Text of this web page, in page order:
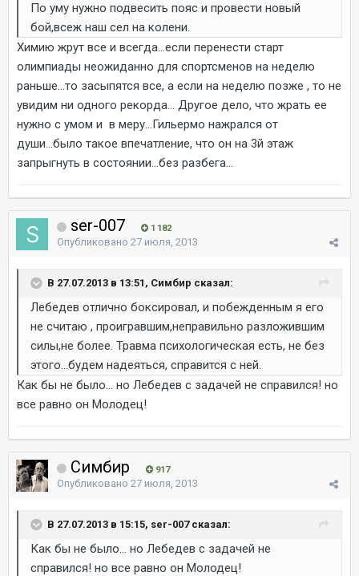
По уму нужно подвесить пояс и провести новый
бой,всеж наш сел на колени.
Химию жрут все и всегда...если перенести старт
олимпиады неожиданно для спортсменов на неделю
раньше...то засыпятся все, а если на неделю позже , то не
увидим ни одного рекорда... Другое дело, что жрать ее
нужно с умом и в меру...Гильермо нажрался от
души...было такое впечатление, что он на 3й этаж
запрыгнуть в состоянии...без разбега...
ser-007 1 182
Опубликовано 27 июля, 2013
В 27.07.2013 в 13:51, Симбир сказал:
Лебедев отлично боксировал, и побежденным я его
не считаю , проигравшим,неправильно разложившим
силы,не более. Травма психологическая есть, не без
этого...будем надеяться, справится с ней.
Как бы не было... но Лебедев с задачей не справился! но
все равно он Молодец!
Симбир 917
Опубликовано 27 июля, 2013
В 27.07.2013 в 15:15, ser-007 сказал:
Как бы не было... но Лебедев с задачей не
справился! но все равно он Молодец!